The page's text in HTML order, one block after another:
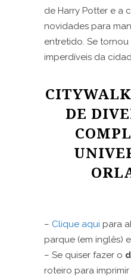
de Harry Potter e a
novidades para
entretido. Se
imperdíveis da
DE
– Clique aqui para
parque (em inglês)
– Se quiser fazer o
roteiro para